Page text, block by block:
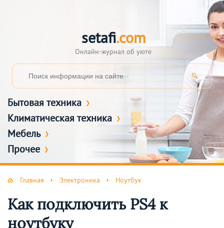
setafi.com
Онлайн-журнал об уюте
Бытовая техника
Климатическая техника
Мебель
Прочее
Главная Электроника Ноутбук
Как подключить PS4 к
ноутбуку